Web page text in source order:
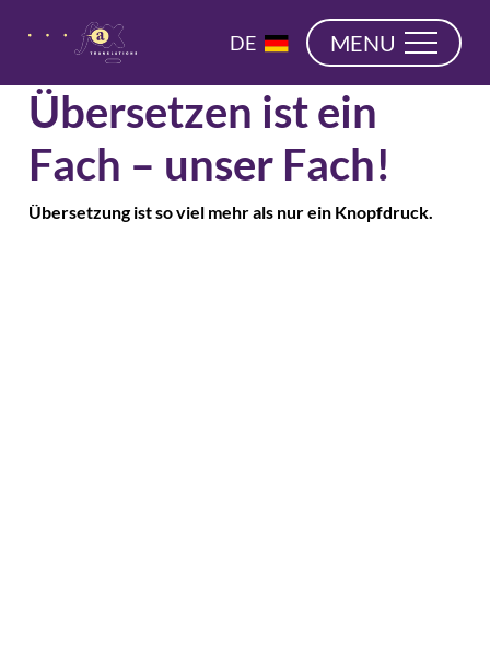
DE
NL
MENU
Übersetzen ist ein
Fach – unser Fach!
Übersetzung ist so viel mehr als nur ein Knopfdruck.